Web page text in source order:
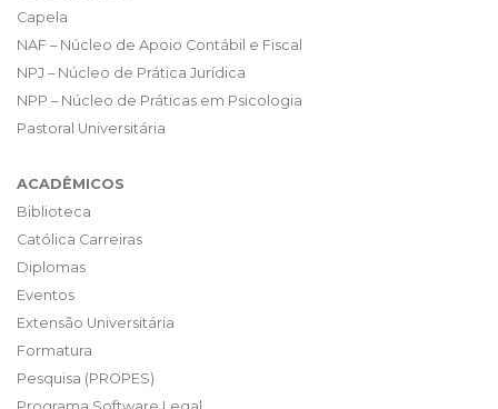
Capela
NAF – Núcleo de Apoio Contábil e Fiscal
NPJ – Núcleo de Prática Jurídica
NPP – Núcleo de Práticas em Psicologia
Pastoral Universitária
ACADÊMICOS
Biblioteca
Católica Carreiras
Diplomas
Eventos
Extensão Universitária
Formatura
Pesquisa (PROPES)